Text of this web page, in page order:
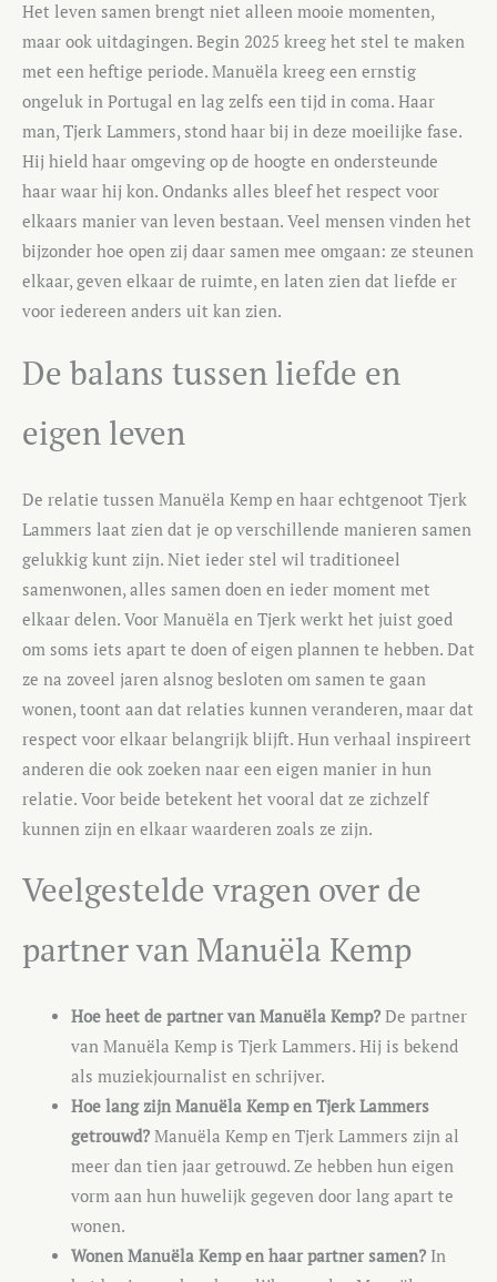
Het leven samen brengt niet alleen mooie momenten,
maar ook uitdagingen. Begin 2025 kreeg het stel te maken
met een heftige periode. Manuëla kreeg een ernstig
ongeluk in Portugal en lag zelfs een tijd in coma. Haar
man, Tjerk Lammers, stond haar bij in deze moeilijke fase.
Hij hield haar omgeving op de hoogte en ondersteunde
haar waar hij kon. Ondanks alles bleef het respect voor
elkaars manier van leven bestaan. Veel mensen vinden het
bijzonder hoe open zij daar samen mee omgaan: ze steunen
elkaar, geven elkaar de ruimte, en laten zien dat liefde er
voor iedereen anders uit kan zien.
De balans tussen liefde en
eigen leven
De relatie tussen Manuëla Kemp en haar echtgenoot Tjerk
Lammers laat zien dat je op verschillende manieren samen
gelukkig kunt zijn. Niet ieder stel wil traditioneel
samenwonen, alles samen doen en ieder moment met
elkaar delen. Voor Manuëla en Tjerk werkt het juist goed
om soms iets apart te doen of eigen plannen te hebben. Dat
ze na zoveel jaren alsnog besloten om samen te gaan
wonen, toont aan dat relaties kunnen veranderen, maar dat
respect voor elkaar belangrijk blijft. Hun verhaal inspireert
anderen die ook zoeken naar een eigen manier in hun
relatie. Voor beide betekent het vooral dat ze zichzelf
kunnen zijn en elkaar waarderen zoals ze zijn.
Veelgestelde vragen over de
partner van Manuëla Kemp
Hoe heet de partner van Manuëla Kemp?De partner
van Manuëla Kemp is Tjerk Lammers. Hij is bekend
als muziekjournalist en schrijver.
Hoe lang zijn Manuëla Kemp en Tjerk Lammers
getrouwd?Manuëla Kemp en Tjerk Lammers zijn al
meer dan tien jaar getrouwd. Ze hebben hun eigen
vorm aan hun huwelijk gegeven door lang apart te
wonen.
Wonen Manuëla Kemp en haar partner samen?In